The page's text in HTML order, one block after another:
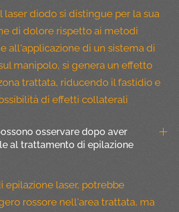
laser diodo si distingue per la sua
di dolore rispetto ai metodi
all'applicazione di un sistema di
manipolo, si genera un effetto
trattata, riducendo il fastidio e
di effetti collaterali
osservare dopo aver
al trattamento di epilazione
epilazione laser, potrebbe
rossore nell'area trattata, ma